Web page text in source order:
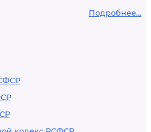
Подробнее...